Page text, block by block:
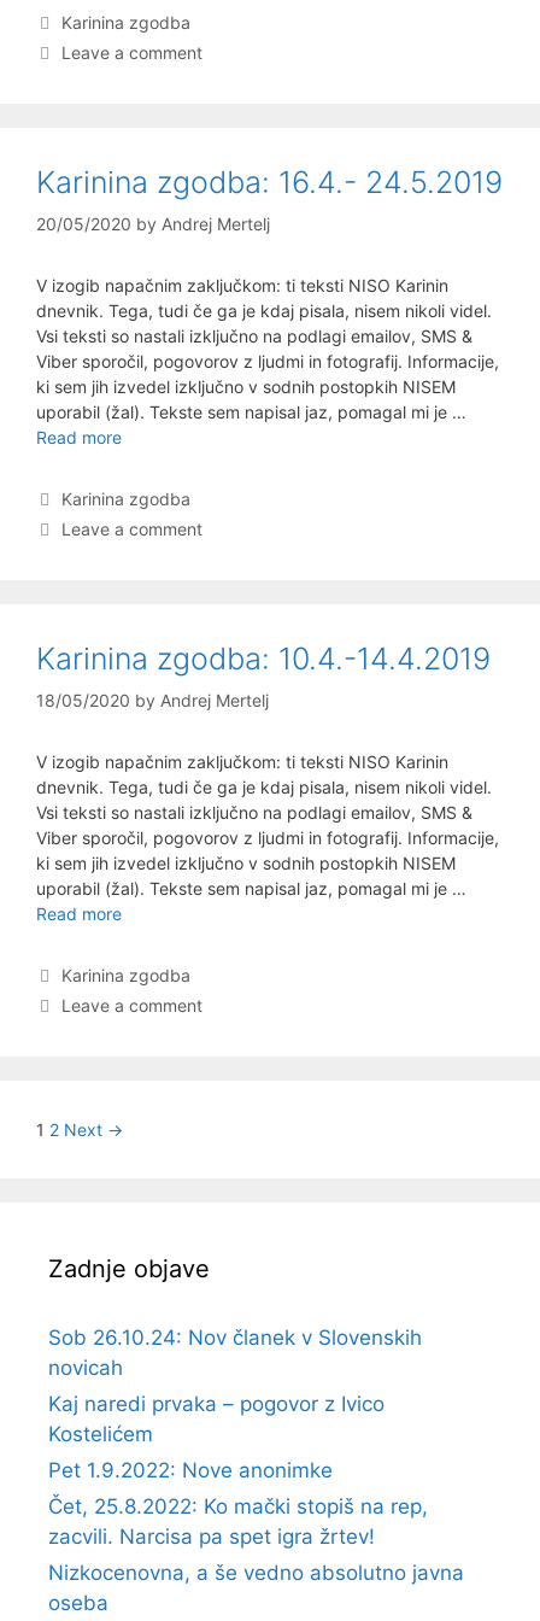
Categories
Karinina zgodba
Leave a comment
Karinina zgodba: 16.4.- 24.5.2019
20/05/2020 by Andrej Mertelj
V izogib napačnim zaključkom: ti teksti NISO Karinin
dnevnik. Tega, tudi če ga je kdaj pisala, nisem nikoli videl.
Vsi teksti so nastali izključno na podlagi emailov, SMS &
Viber sporočil, pogovorov z ljudmi in fotografij. Informacije,
ki sem jih izvedel izključno v sodnih postopkih NISEM
uporabil (žal). Tekste sem napisal jaz, pomagal mi je …
Read moreKarinina
24.5.2019
Categories
Karinina zgodba
Leave a comment
Karinina zgodba: 10.4.-14.4.2019
18/05/2020 by Andrej Mertelj
V izogib napačnim zaključkom: ti teksti NISO Karinin
dnevnik. Tega, tudi če ga je kdaj pisala, nisem nikoli videl.
Vsi teksti so nastali izključno na podlagi emailov, SMS &
Viber sporočil, pogovorov z ljudmi in fotografij. Informacije,
ki sem jih izvedel izključno v sodnih postopkih NISEM
uporabil (žal). Tekste sem napisal jaz, pomagal mi je …
Read moreKarinina
Categories
Karinina zgodba
Leave a comment
Post
1 2 Next →
Zadnje objave
Sob 26.10.24: Nov članek v Slovenskih
novicah
Kaj naredi prvaka – pogovor z Ivico
Kostelićem
Pet 1.9.2022: Nove anonimke
Čet, 25.8.2022: Ko mački stopiš na rep,
zacvili. Narcisa pa spet igra žrtev!
Nizkocenovna, a še vedno absolutno javna
oseba